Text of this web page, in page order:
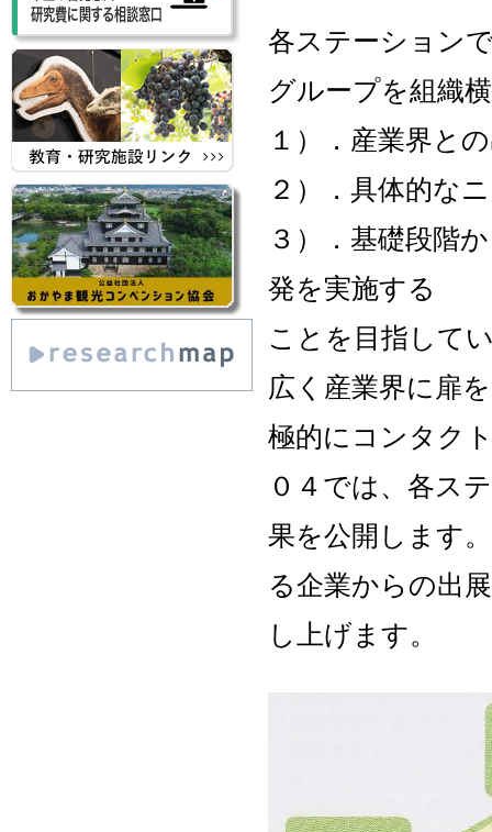
各ステーション
グループを組織
１）．産業界と
２）．具体的な
３）．基礎段階
発を実施する
ことを目指して
広く産業界に扉
極的にコンタク
０４では、各ス
果を公開します
る企業からの出
し上げます。